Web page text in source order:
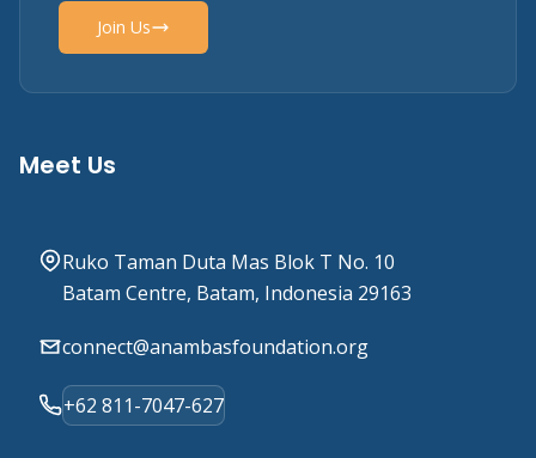
Join Us
Meet Us
Ruko Taman Duta Mas Blok T No. 10
Batam Centre, Batam, Indonesia 29163
connect@anambasfoundation.org
+62 811-7047-627